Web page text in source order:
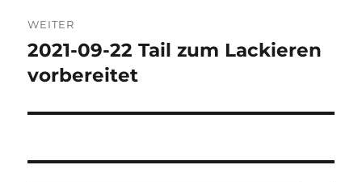
WEITER
Nächster
Beitrag:
2021-09-22 Tail zum Lackieren
vorbereitet